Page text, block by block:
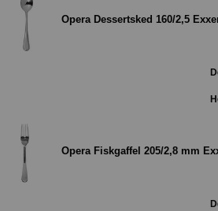
Opera Dessertsked 160/2,5
Opera Fiskgaffel 205/2,8 mm